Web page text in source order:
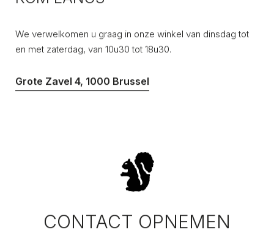
We verwelkomen u graag in onze winkel van dinsdag tot
en met zaterdag, van 10u30 tot 18u30.
Grote Zavel 4, 1000 Brussel
CONTACT OPNEMEN